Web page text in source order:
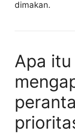
dimakan.
Apa itu